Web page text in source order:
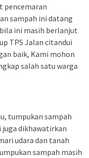
pencemaran
sampah ini datang
ini masih berlanjut
TPS Jalan citandui
baik, Kami mohon
salah satu warga
tumpukan sampah
juga dikhawatirkan
udara dan tanah
sampah masih